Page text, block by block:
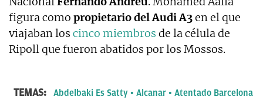
figura como propietario del Audi A3en el que
viajaban los cinco miembros de la célula de
Ripoll que fueron abatidos por los Mossos.
TEMAS: Abdelbaki Es Satty Alcanar
Atentado Barcelona